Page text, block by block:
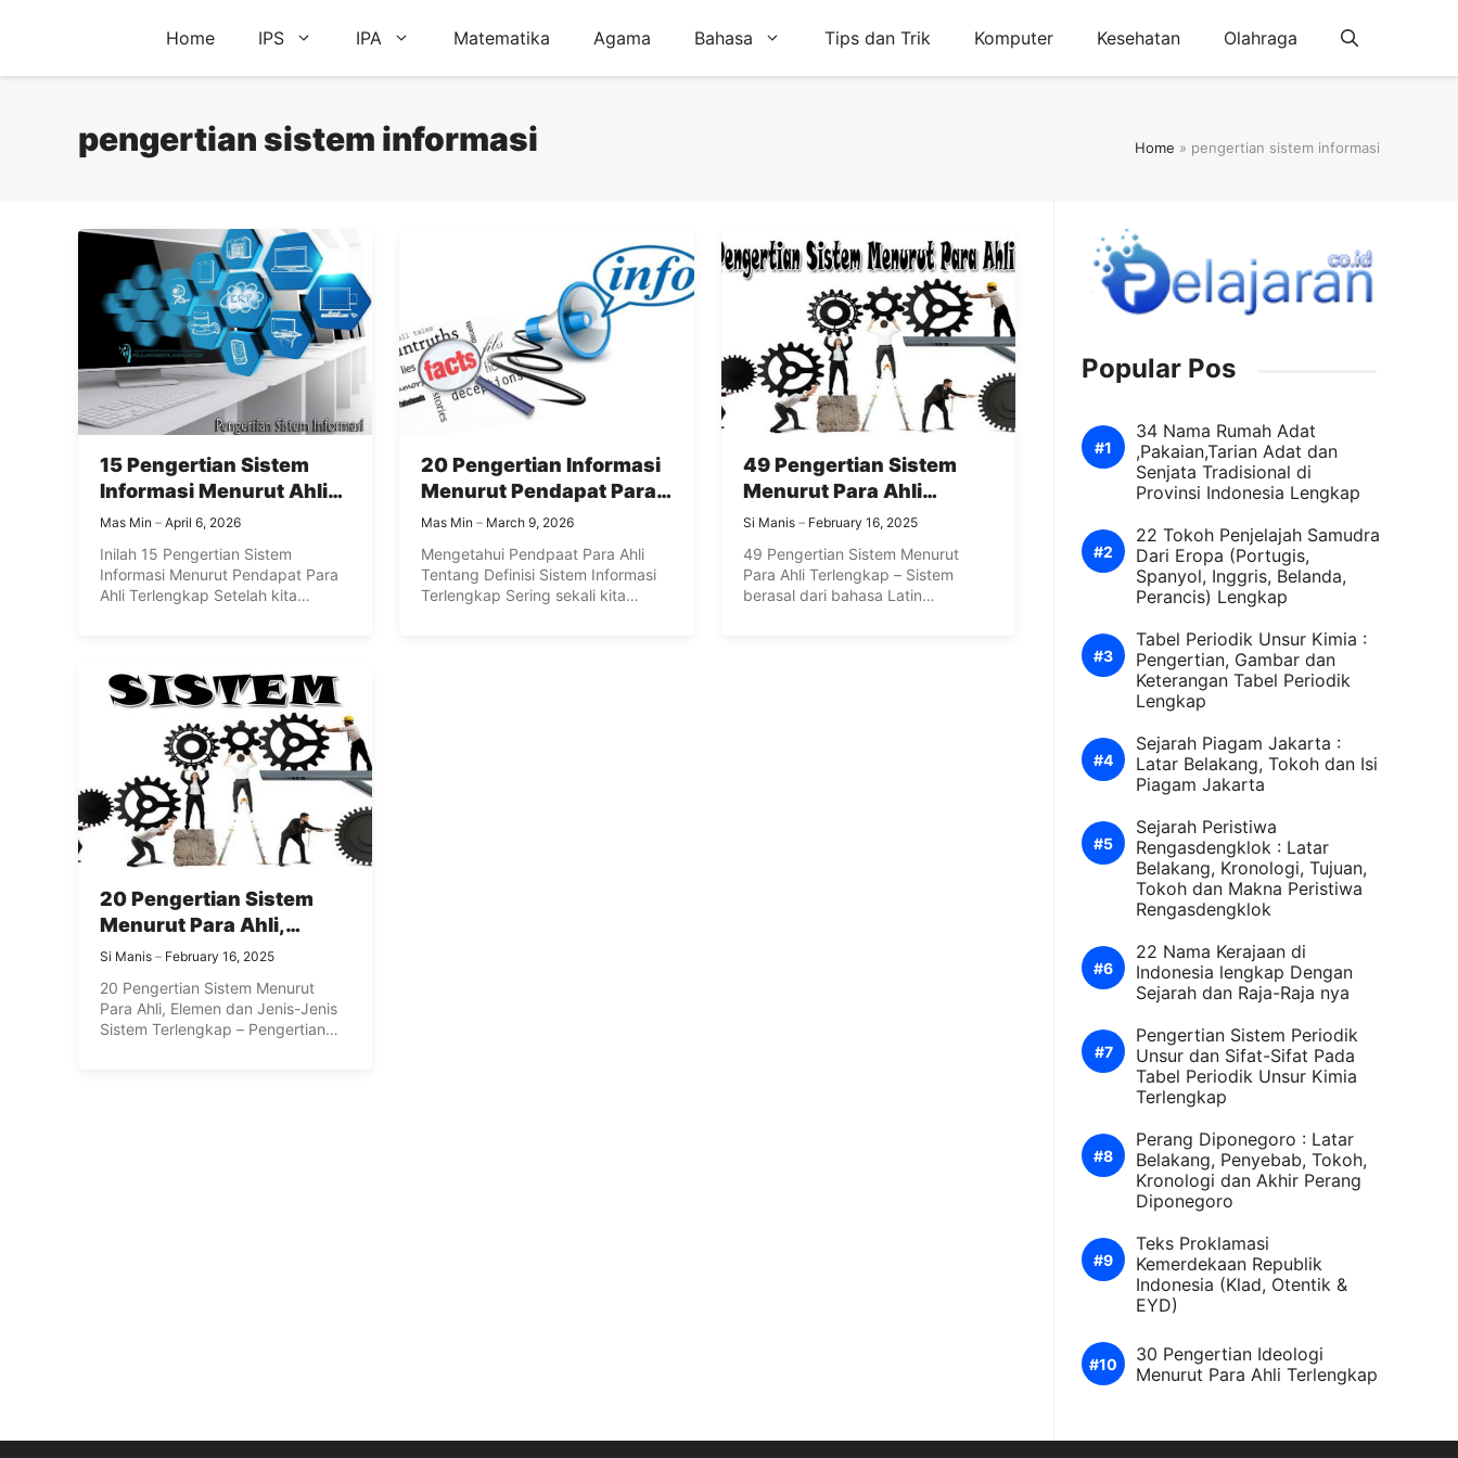
Home IPS IPA Matematika Agama Bahasa Tips dan Trik Komputer Kesehatan Olahraga
pengertian sistem informasi Home » pengertian sistem informasi
15 Pengertian Sistem
Informasi Menurut Ahli
Terlengkap dan Terbaru
2017
Mas Min April 6, 2026
Inilah 15 Pengertian Sistem
Informasi Menurut Pendapat Para
Ahli Terlengkap Setelah kita
20 Pengertian Informasi
Menurut Pendapat Para
Ahli Terlengkap
Mas Min March 9, 2026
Mengetahui Pendpaat Para Ahli
Tentang Definisi Sistem Informasi
Terlengkap Sering sekali kita
49 Pengertian Sistem
Menurut Para Ahli
Terlengkap
Si Manis February 16, 2025
49 Pengertian Sistem Menurut
Para Ahli Terlengkap – Sistem
berasal dari bahasa Latin
20 Pengertian Sistem
Menurut Para Ahli,
Elemen dan Jenis-Jenis
Sistem Terlengkap
Si Manis February 16, 2025
20 Pengertian Sistem Menurut
Para Ahli, Elemen dan Jenis-Jenis
Sistem Terlengkap – Pengertian
Popular Pos
34 Nama Rumah Adat
,Pakaian,Tarian Adat dan
Senjata Tradisional di
Provinsi Indonesia Lengkap
22 Tokoh Penjelajah Samudra
Dari Eropa (Portugis,
Spanyol, Inggris, Belanda,
Perancis) Lengkap
Tabel Periodik Unsur Kimia :
Pengertian, Gambar dan
Keterangan Tabel Periodik
Lengkap
Sejarah Piagam Jakarta :
Latar Belakang, Tokoh dan Isi
Piagam Jakarta
Sejarah Peristiwa
Rengasdengklok : Latar
Belakang, Kronologi, Tujuan,
Tokoh dan Makna Peristiwa
Rengasdengklok
22 Nama Kerajaan di
Indonesia lengkap Dengan
Sejarah dan Raja-Raja nya
Pengertian Sistem Periodik
Unsur dan Sifat-Sifat Pada
Tabel Periodik Unsur Kimia
Terlengkap
Perang Diponegoro : Latar
Belakang, Penyebab, Tokoh,
Kronologi dan Akhir Perang
Diponegoro
Teks Proklamasi
Kemerdekaan Republik
Indonesia (Klad, Otentik &
EYD)
30 Pengertian Ideologi
Menurut Para Ahli Terlengkap